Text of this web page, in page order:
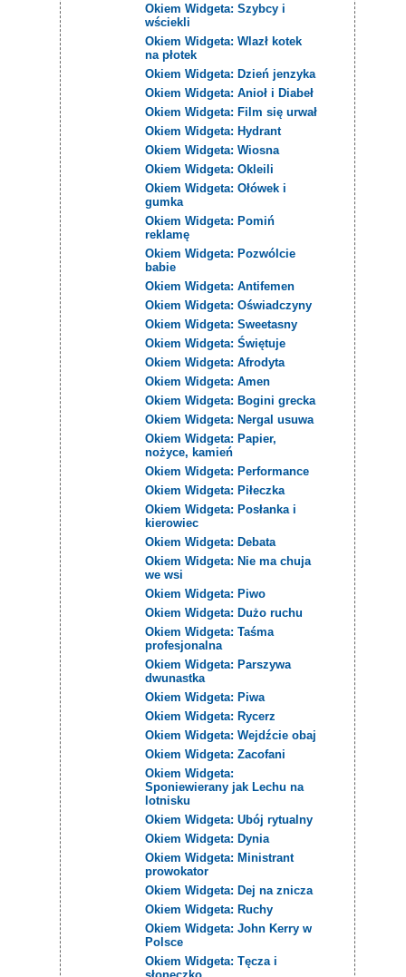
Okiem Widgeta: Szybcy i
wściekli
Okiem Widgeta: Wlazł kotek
na płotek
Okiem Widgeta: Dzień jenzyka
Okiem Widgeta: Anioł i Diabeł
Okiem Widgeta: Film się urwał
Okiem Widgeta: Hydrant
Okiem Widgeta: Wiosna
Okiem Widgeta: Okleili
Okiem Widgeta: Ołówek i
gumka
Okiem Widgeta: Pomiń
reklamę
Okiem Widgeta: Pozwólcie
babie
Okiem Widgeta: Antifemen
Okiem Widgeta: Oświadczyny
Okiem Widgeta: Sweetasny
Okiem Widgeta: Świętuje
Okiem Widgeta: Afrodyta
Okiem Widgeta: Amen
Okiem Widgeta: Bogini grecka
Okiem Widgeta: Nergal usuwa
Okiem Widgeta: Papier,
nożyce, kamień
Okiem Widgeta: Performance
Okiem Widgeta: Piłeczka
Okiem Widgeta: Posłanka i
kierowiec
Okiem Widgeta: Debata
Okiem Widgeta: Nie ma chuja
we wsi
Okiem Widgeta: Piwo
Okiem Widgeta: Dużo ruchu
Okiem Widgeta: Taśma
profesjonalna
Okiem Widgeta: Parszywa
dwunastka
Okiem Widgeta: Piwa
Okiem Widgeta: Rycerz
Okiem Widgeta: Wejdźcie obaj
Okiem Widgeta: Zacofani
Okiem Widgeta:
Sponiewierany jak Lechu na
lotnisku
Okiem Widgeta: Ubój rytualny
Okiem Widgeta: Dynia
Okiem Widgeta: Ministrant
prowokator
Okiem Widgeta: Dej na znicza
Okiem Widgeta: Ruchy
Okiem Widgeta: John Kerry w
Polsce
Okiem Widgeta: Tęcza i